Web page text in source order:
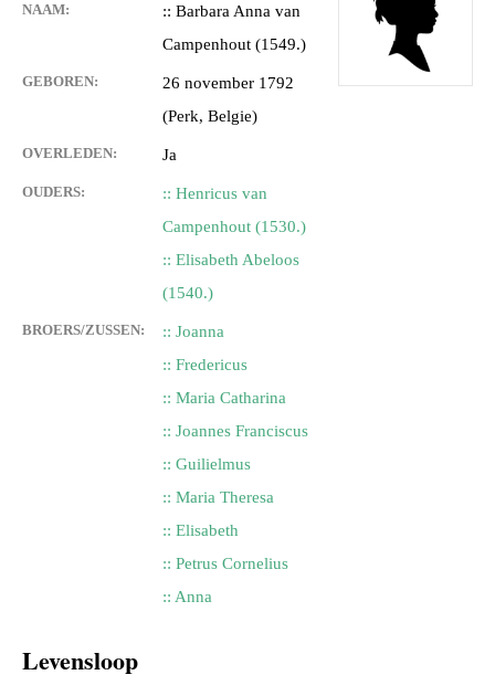
NAAM:
:: Barbara Anna van
Campenhout (1549.)
GEBOREN:
26 november 1792
(Perk, Belgie)
OVERLEDEN: Ja
OUDERS:
:: Henricus van
Campenhout (1530.)
:: Elisabeth Abeloos
(1540.)
BROERS/ZUSSEN:
:: Joanna
:: Fredericus
:: Maria Catharina
:: Joannes Franciscus
:: Guilielmus
:: Maria Theresa
:: Elisabeth
:: Petrus Cornelius
:: Anna
Levensloop